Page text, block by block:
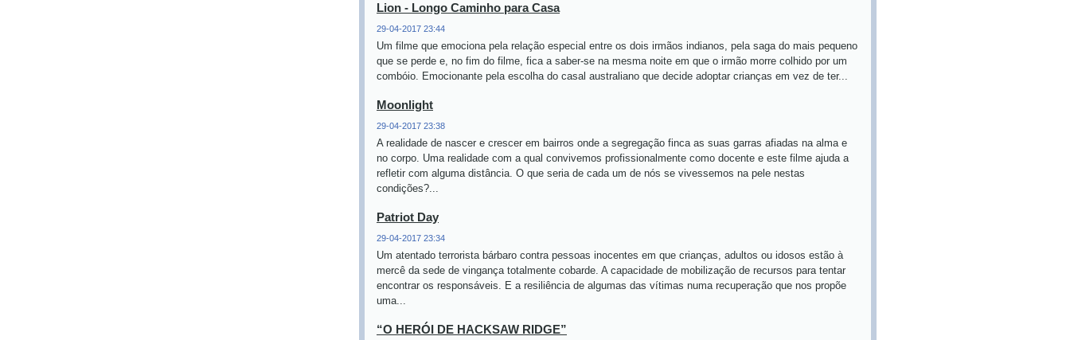
Lion - Longo Caminho para Casa
29-04-2017 23:44
Um filme que emociona pela relação especial entre os dois irmãos indianos, pela saga do mais pequeno
que se perde e, no fim do filme, fica a saber-se na mesma noite em que o irmão morre colhido por um
combóio. Emocionante pela escolha do casal australiano que decide adoptar crianças em vez de ter...
Moonlight
29-04-2017 23:38
A realidade de nascer e crescer em bairros onde a segregação finca as suas garras afiadas na alma e
no corpo. Uma realidade com a qual convivemos profissionalmente como docente e este filme ajuda a
refletir com alguma distância. O que seria de cada um de nós se vivessemos na pele nestas
condições?...
Patriot Day
29-04-2017 23:34
Um atentado terrorista bárbaro contra pessoas inocentes em que crianças, adultos ou idosos estão à
mercê da sede de vingança totalmente cobarde. A capacidade de mobilização de recursos para tentar
encontrar os responsáveis. E a resiliência de algumas das vítimas numa recuperação que nos propõe
uma...
“O HERÓI DE HACKSAW RIDGE”